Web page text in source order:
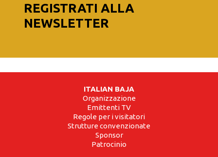
REGISTRATI ALLA
NEWSLETTER
ITALIAN BAJA
Organizzazione
Emittenti TV
Regole per i visitatori
Strutture convenzionate
Sponsor
Patrocinio